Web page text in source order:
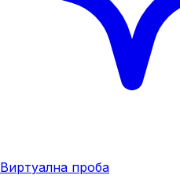
Виртуална проба